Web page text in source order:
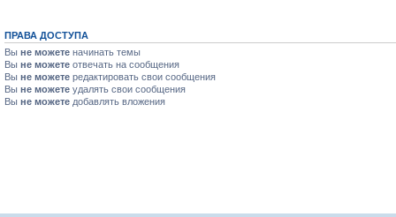
ПРАВА ДОСТУПА
Вы не можете начинать темы
Вы не можете отвечать на сообщения
Вы не можете редактировать свои сообщения
Вы не можете удалять свои сообщения
Вы не можете добавлять вложения